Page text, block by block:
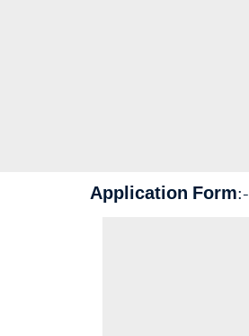
Application Form:-